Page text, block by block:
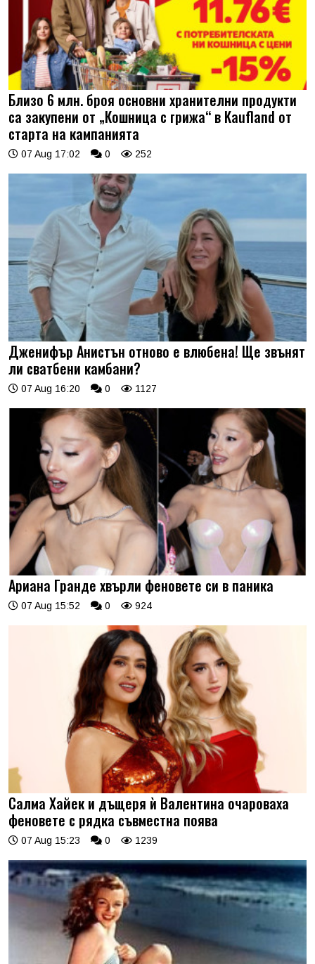
Близо 6 млн. броя основни хранителни продукти
са закупени от „Кошница с грижа“ в Kaufland от
старта на кампанията
07 Aug 17:02 0 252
Дженифър Анистън отново е влюбена! Ще звънят
ли сватбени камбани?
07 Aug 16:20 0 1127
Ариана Гранде хвърли феновете си в паника
07 Aug 15:52 0 924
Салма Хайек и дъщеря ѝ Валентина очароваха
феновете с рядка съвместна поява
07 Aug 15:23 0 1239